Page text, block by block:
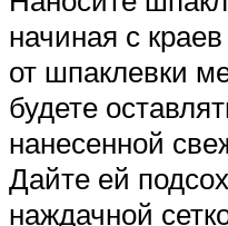
начиная с
от шпаклевки
будете
нанесенной
Дайте ей
наждачной